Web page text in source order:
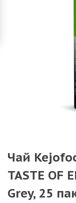
Чай
TASTE OF
Grey, 25